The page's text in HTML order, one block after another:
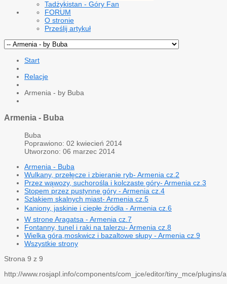
Tadżykistan - Góry Fan
FORUM
O stronie
Prześlij artykuł
Start
Relacje
Armenia - by Buba
Armenia - Buba
Buba
Poprawiono: 02 kwiecień 2014
Utworzono: 06 marzec 2014
Armenia - Buba
Wulkany, przełęcze i zbieranie ryb- Armenia cz.2
Przez wąwozy, suchorośla i kolczaste góry- Armenia cz.3
Stopem przez pustynne góry - Armenia cz.4
Szlakiem skalnych miast- Armenia cz.5
Kaniony, jaskinie i ciepłe źródła - Armenia cz.6
W strone Aragatsa - Armenia cz.7
Fontanny, tunel i raki na talerzu- Armenia cz.8
Wielka góra,moskwicz i bazaltowe słupy - Armenia cz.9
Wszystkie strony
Strona 9 z 9
http://www.rosjapl.info/components/com_jce/editor/tiny_mce/plugins/